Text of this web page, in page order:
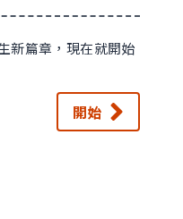
新篇章，現在就開始
開始